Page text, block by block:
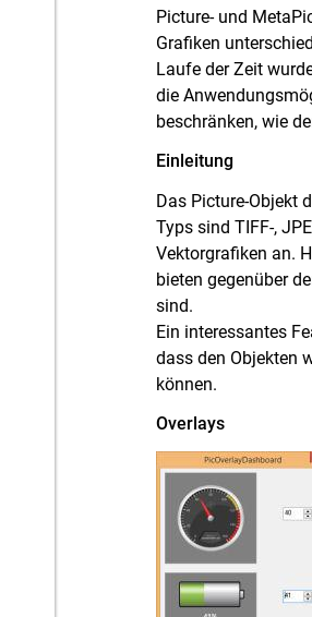
Picture- und
Grafiken
Laufe der Zeit
die
beschränken, wie
Einleitung
Das Picture-Objekt
Typs sind TIFF-,
Vektorgrafiken an.
bieten gegenüber
sind.
Ein interessantes
dass den Objekten
können.
Overlays